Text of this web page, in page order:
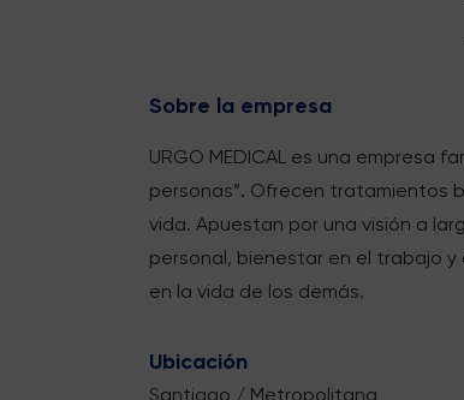
Sobre la empresa
URGO MEDICAL es una empresa
personas”. Ofrecen tratamientos
vida. Apuestan por una visión a
personal, bienestar en el trabajo
en la vida de los demás.
Ubicación
Santiago / Metropolitana